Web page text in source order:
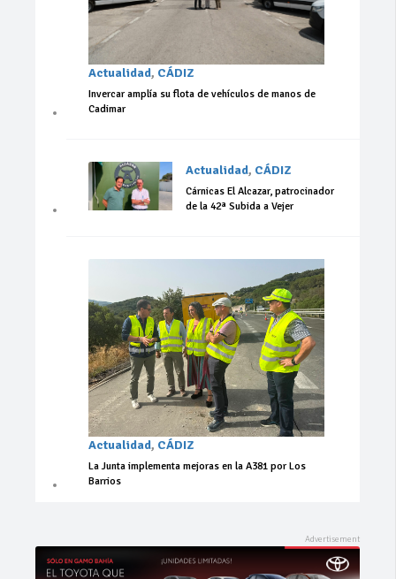
Actualidad, CÁDIZ
Invercar amplía su flota de vehículos de manos de
Cadimar
Actualidad, CÁDIZ
Cárnicas El Alcazar, patrocinador
de la 42ª Subida a Vejer
Actualidad, CÁDIZ
La Junta implementa mejoras en la A381 por Los
Barrios